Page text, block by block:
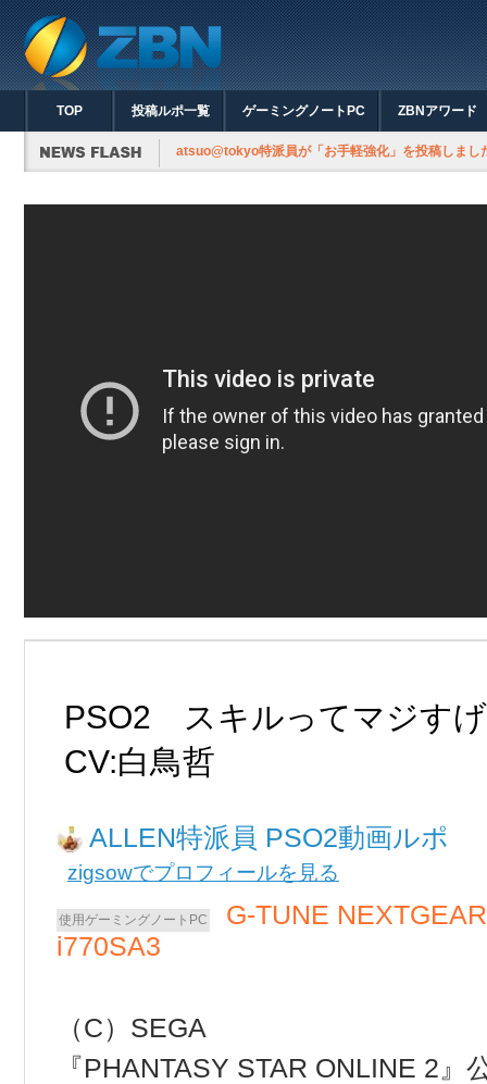
TOP 投稿ルポ一覧 ゲーミングノートPC ZBNアワード
atsuo@tokyo特派員が「お手軽強化」を投稿しました
PSO2 スキルってマジ
CV:白鳥哲
ALLEN PSO2動画ルポ
zigsowでプロフィールを見る
G-TUNE
i770SA3
（C）SEGA
『PHANTASY STAR ONLINE 2』